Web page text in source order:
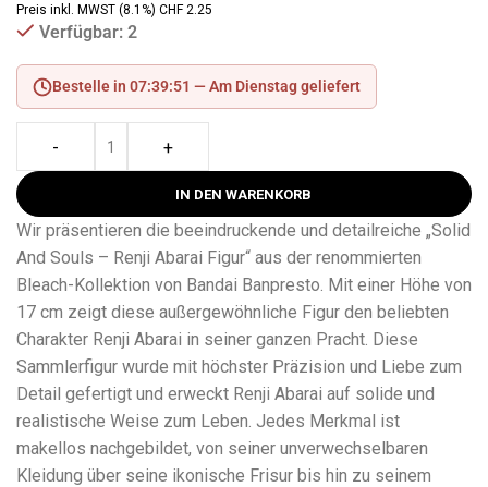
Preis inkl. MWST (8.1%) CHF 2.25
Verfügbar: 2
Bestelle in 07:39:51 —Am Dienstag geliefert
- +
IN DEN WARENKORB
Wir präsentieren die beeindruckende und detailreiche „Solid
And Souls – Renji Abarai Figur“ aus der renommierten
Bleach-Kollektion von Bandai Banpresto. Mit einer Höhe von
17 cm zeigt diese außergewöhnliche Figur den beliebten
Charakter Renji Abarai in seiner ganzen Pracht. Diese
Sammlerfigur wurde mit höchster Präzision und Liebe zum
Detail gefertigt und erweckt Renji Abarai auf solide und
realistische Weise zum Leben. Jedes Merkmal ist
makellos nachgebildet, von seiner unverwechselbaren
Kleidung über seine ikonische Frisur bis hin zu seinem